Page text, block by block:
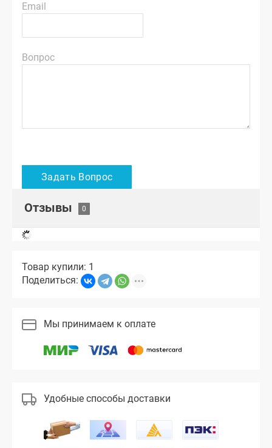
Email
Вопрос
Отзывы
Товар купили: 1
Поделиться:
Мы принимаем к оплате
Удобные способы доставки